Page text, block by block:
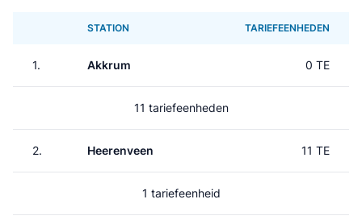
STATION TARIEFEENHEDEN
1. Akkrum 0 TE
11 tariefeenheden
2. Heerenveen 11 TE
1 tariefeenheid